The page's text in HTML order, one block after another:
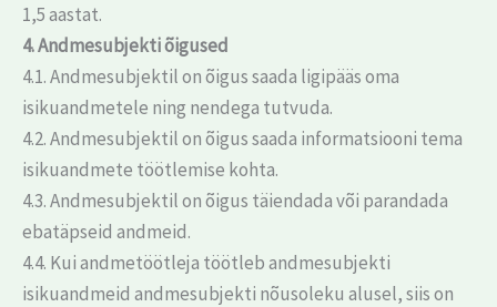
1,5 aastat.
4. Andmesubjekti õigused
4.1. Andmesubjektil on õigus saada ligipääs oma
isikuandmetele ning nendega tutvuda.
4.2. Andmesubjektil on õigus saada informatsiooni tema
isikuandmete töötlemise kohta.
4.3. Andmesubjektil on õigus täiendada või parandada
ebatäpseid andmeid.
4.4. Kui andmetöötleja töötleb andmesubjekti
isikuandmeid andmesubjekti nõusoleku alusel, siis on